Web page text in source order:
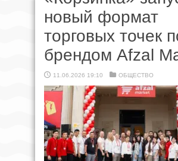
новый формат
торговых точек
брендом Afzal
11.06.2026 19:10 ОБЩЕСТВО